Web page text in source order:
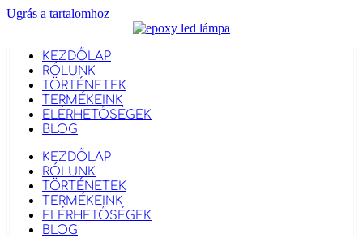
Ugrás a tartalomhoz
KEZDŐLAP
RÓLUNK
TÖRTÉNETEK
TERMÉKEINK
ELÉRHETŐSÉGEK
BLOG
KEZDŐLAP
RÓLUNK
TÖRTÉNETEK
TERMÉKEINK
ELÉRHETŐSÉGEK
BLOG